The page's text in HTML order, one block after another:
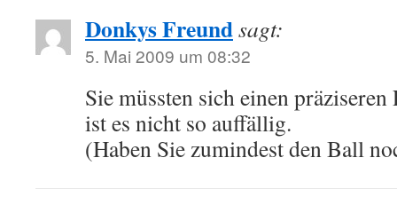
Donkys Freundsagt:
5. Mai 2009 um 08:32
Sie müssten sich einen präziseren
ist es nicht so auffällig.
(Haben Sie zumindest den Ball